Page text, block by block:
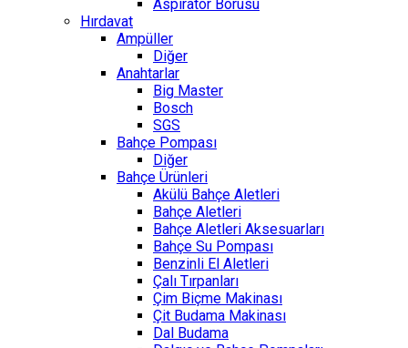
Aspiratör Borusu
Hırdavat
Ampüller
Diğer
Anahtarlar
Big Master
Bosch
SGS
Bahçe Pompası
Diğer
Bahçe Ürünleri
Akülü Bahçe Aletleri
Bahçe Aletleri
Bahçe Aletleri Aksesuarları
Bahçe Su Pompası
Benzinli El Aletleri
Çalı Tırpanları
Çim Biçme Makinası
Çit Budama Makinası
Dal Budama